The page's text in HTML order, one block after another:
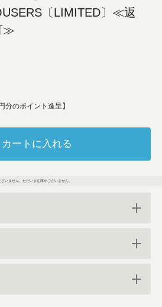
〔LIMITED〕≪返
≫
円分のポイント進呈】
カートに入れる
ざいません。ただいま在庫がございません。